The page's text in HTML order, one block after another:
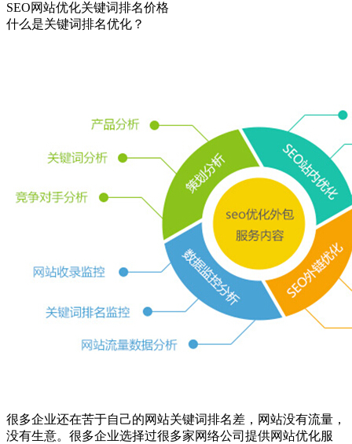
SEO网站优化关键词排名价格
什么是关键词排名优化？
很多企业还在苦于自己的网站关键词排名差，网站没有流量，
没有生意。很多企业选择过很多家网络公司提供网站优化服